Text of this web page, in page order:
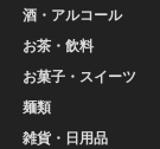
酒・アルコール
お茶・飲料
お菓子・スイーツ
麺類
雑貨・日用品